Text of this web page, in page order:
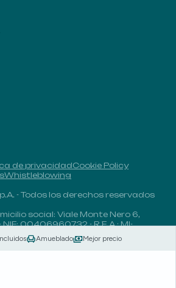
Amueblado Mejor precio
de privacidadCookie Policy
Whistleblowing
- Todos los derechos reservados
social: Viale Monte Nero 6,
00406960732 - R.E.A.: MI-
1.829.649,81 euros totalmente